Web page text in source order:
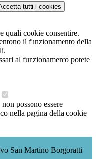
tutti i cookies
quali cookie consentire.
il funzionamento della
al funzionamento potete
possono essere
nella pagina della cookie
San Martino Borgoratti